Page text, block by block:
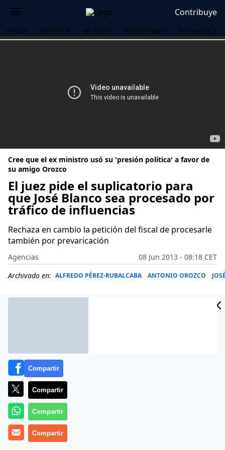
Contribuye
HOME POLÍTICA MUNDO PERIODISMO ECONOMÍA
Cree que el ex ministro usó su 'presión política' a favor de
su amigo Orozco
El juez pide el suplicatorio para
que José Blanco sea procesado por
tráfico de influencias
Rechaza en cambio la petición del fiscal de procesarle
también por prevaricación
Agencias
08 Jun 2013 - 08:18 CET
Archivado en: ALFREDO PÉREZ-RUBALCABA ANTONIO OROZCO
Más información
Compartir
Compartir
Compartir
Compartir